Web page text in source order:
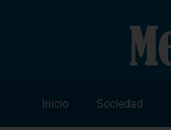
Inicio Sociedad